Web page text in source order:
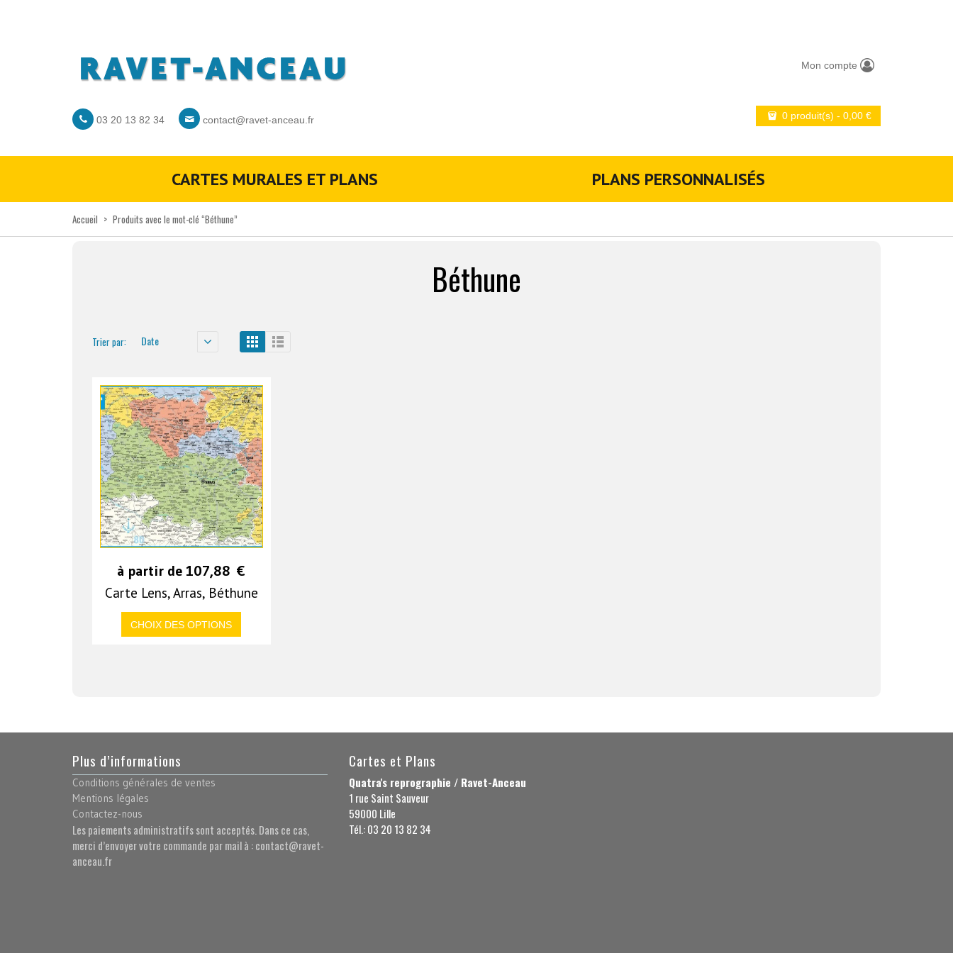
03 20 13 82 34 contact@ravet-anceau.fr
Mon compte
0 produit(s) - 0,00 €
CARTES MURALES ET PLANS PLANS PERSONNALISÉS
Accueil > Produits avec le mot-clé “Béthune”
Béthune
Trier par: Date
à partir de107,88 €
Carte Lens, Arras, Béthune
CHOIX DES OPTIONS
Plus d’informations
Conditions générales de ventes
Mentions légales
Contactez-nous
Les paiements administratifs sont acceptés. Dans ce cas,
merci d’envoyer votre commande par mail à : contact@ravet-
anceau.fr
Cartes et Plans
Quatra's reprographie / Ravet-Anceau
1 rue Saint Sauveur
59000 Lille
Tél.: 03 20 13 82 34